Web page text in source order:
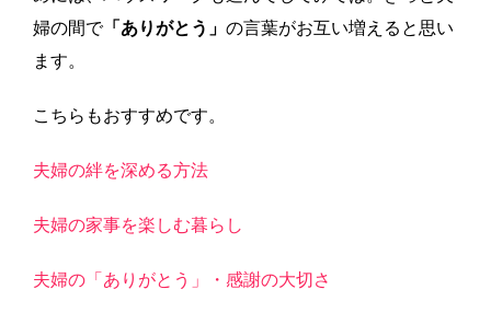
婦の間で「ありがとう」 の言葉がお互い増えると思い
ます。
こちらもおすすめです。
夫婦の絆を深める方法
夫婦の家事を楽しむ暮らし
夫婦の「ありがとう」・感謝の大切さ